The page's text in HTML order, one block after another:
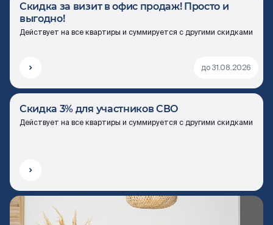
Скидка за визит в офис продаж! Просто и
выгодно!
Действует на все квартиры и суммируется с другими скидками
до 31.08.2026
Скидка 3% для участников СВО
Действует на все квартиры и суммируется с другими скидками